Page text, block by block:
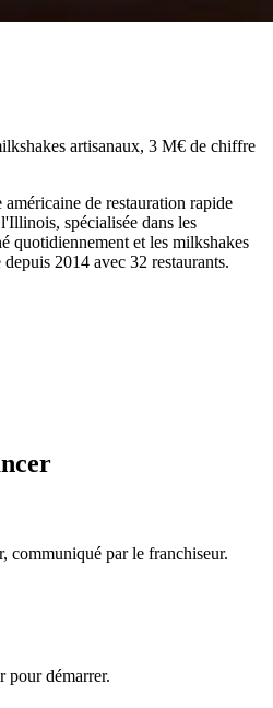
artisanaux, 3 M€ de chiffre
de restauration rapide
spécialisée dans les
quotidiennement et les milkshakes
2014 avec 32 restaurants.
par le franchiseur.
pour démarrer.